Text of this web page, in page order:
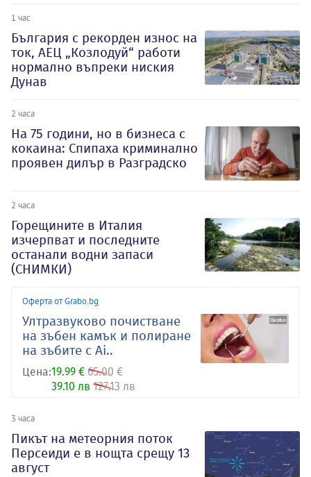
1 час
България с рекорден износ на
ток, АЕЦ „Козлодуй“ работи
нормално въпреки ниския
Дунав
2 часа
На 75 години, но в бизнеса с
кокаина: Спипаха криминално
проявен дилър в Разградско
2 часа
Горещините в Италия
изчерпват и последните
останали водни запаси
(СНИМКИ)
Оферта от Grabo.bg
Ултразвуково почистване
на зъбен камък и полиране
на зъбите с Ai..
Цена:19.99 € 65.00 €
39.10 лв 127.13 лв
3 часа
Пикът на метеорния поток
Персеиди е в нощта срещу 13
август